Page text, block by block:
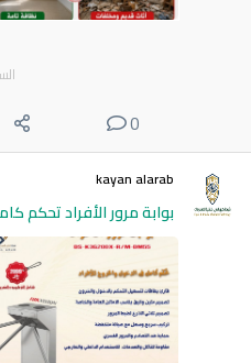
0
kayan alarab
بوابة مرور الأفراد تحكم